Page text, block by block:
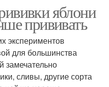
яблони
прививать
экспериментов
для большинства
замечательно
сливы, другие сорта